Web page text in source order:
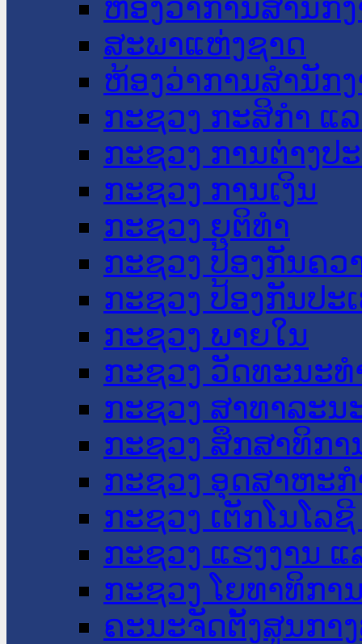
ຫ້ອງວ່າການສໍານັກ
ສະພາແຫ່ງຊາດ
ຫ້ອງວ່າການສຳນັກ
ກະຊວງ ກະສິກຳ ແ
ກະຊວງ ການຕ່າງປ
ກະຊວງ ການເງິນ
ກະຊວງ ຍຸຕິທໍາ
ກະຊວງ ປ້ອງກັນຄວ
ກະຊວງ ປ້ອງກັນປະ
ກະຊວງ ພາຍໃນ
ກະຊວງ ວັດທະນະ
ກະຊວງ ສາທາລະນ
ກະຊວງ ສຶກສາທິກາ
ກະຊວງ ອຸດສາຫະ
ກະຊວງ ເຕັກໂນໂລ
ກະຊວງ ແຮງງານ
ກະຊວງ ໂຍທາທິກາ
ຄະນະຈັດຕັ້ງສູນກາ